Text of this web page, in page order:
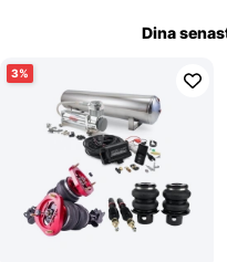
Dina
3